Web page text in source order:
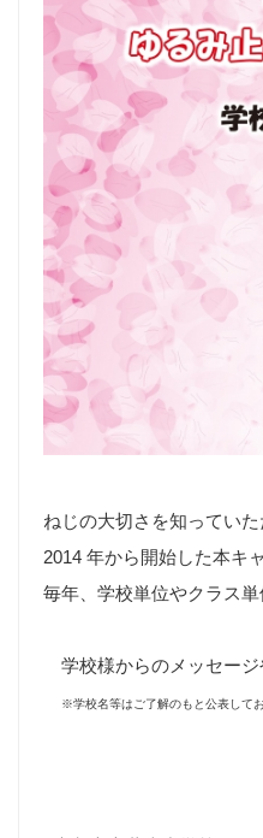
ねじの大切さを知ってい
2014 年から開始した本キ
毎年、学校単位やクラス
学校様からのメッセージ
※学校名等はご了解のもと公表してお